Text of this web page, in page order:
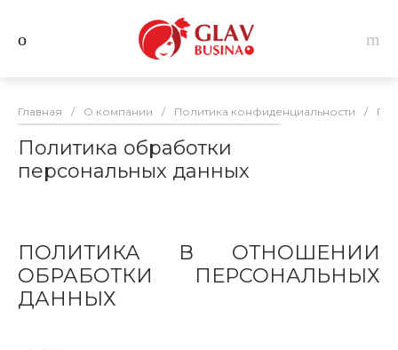
Главная / О компании / Политика конфиденциальности /
Политика обработки
персональных данных
ПОЛИТИКА В ОТНОШЕНИИ
ОБРАБОТКИ ПЕРСОНАЛЬНЫХ
ДАННЫХ